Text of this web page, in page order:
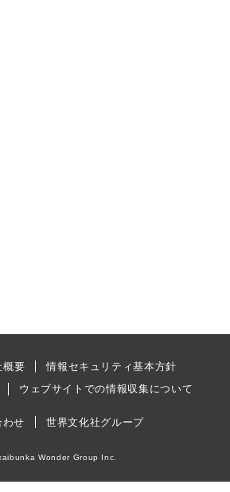
概要
情報セキュリティ基本方針
ウェブサイトでの情報収集について
わせ 世界文化社グループ
Wonder Group Inc.